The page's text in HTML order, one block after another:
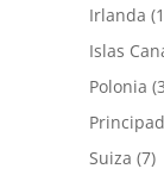
Irlanda
Islas
Polonia
Suiza (7)